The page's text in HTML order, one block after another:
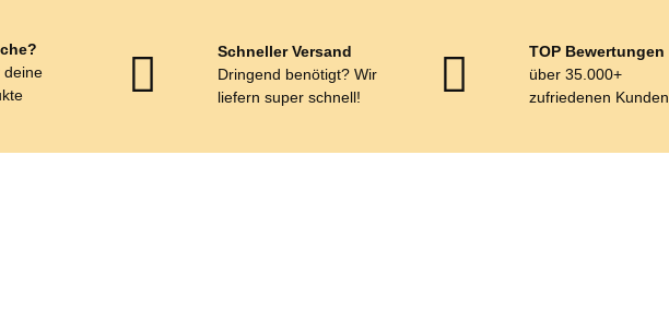
deine
Schneller Versand
Dringend benötigt? Wir
liefern super schnell!
TOP Bewertungen
über 35.000+
zufriedenen Kunden